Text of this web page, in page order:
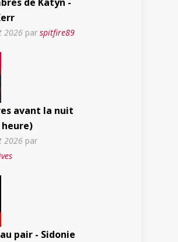
2026 par spitfire89
avant la nuit
heure)
2026 par
pair - Sidonie